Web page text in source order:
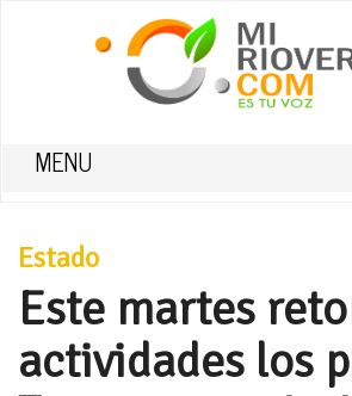
MENU
Estado
Este martes
actividades los